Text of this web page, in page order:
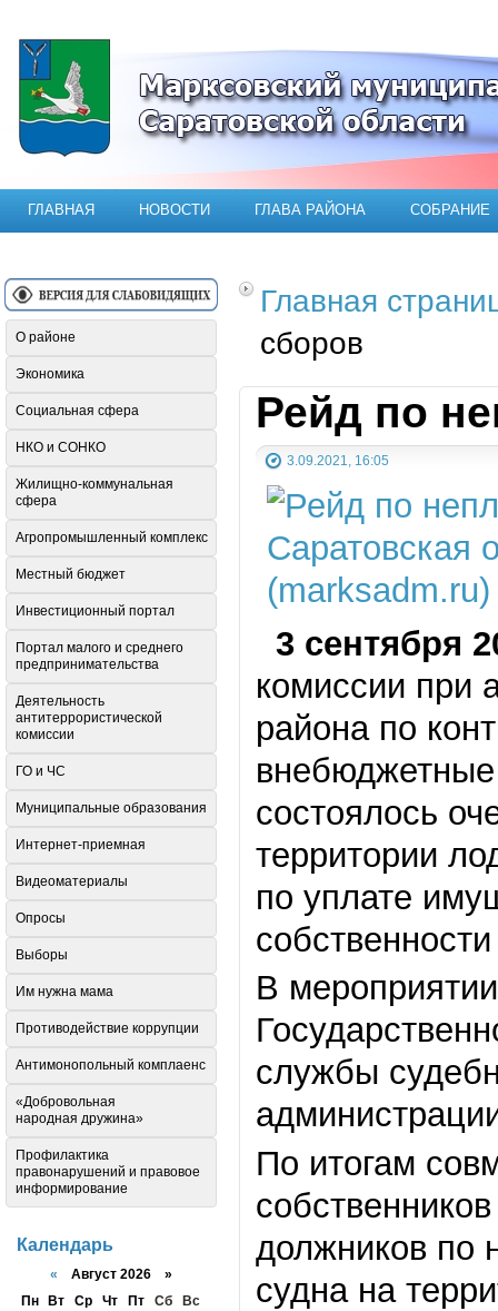
Официальный сайт Марксовского
ГЛАВНАЯ НОВОСТИ ГЛАВА РАЙОНА СОБРАНИЕ
Главная
сборов
Рейд по
3.09.2021, 16:05
3 сентября
комиссии при
района по
состоялось
территории
по уплате
В
службы
По итогам
должников по
судна на
О районе
Экономика
Социальная сфера
НКО и СОНКО
Жилищно-коммунальная
сфера
Агропромышленный комплекс
Местный бюджет
Инвестиционный портал
Портал малого и среднего
предпринимательства
Деятельность
антитеррористической
комиссии
ГО и ЧС
Муниципальные образования
Интернет-приемная
Видеоматериалы
Опросы
Выборы
Им нужна мама
Противодействие коррупции
Антимонопольный комплаенс
«Добровольная
народная дружина»
Профилактика
правонарушений и правовое
информирование
Календарь
« Август 2026 »
Пн
Вт Ср Чт Пт Сб
Вс